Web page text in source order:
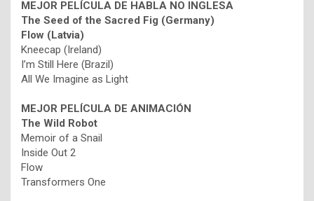
MEJOR PELÍCULA DE HABLA NO INGLESA
The Seed of the Sacred Fig (Germany)
Flow (Latvia)
Kneecap (Ireland)
I’m Still Here (Brazil)
All We Imagine as Light
MEJOR PELÍCULA DE ANIMACIÓN
The Wild Robot
Memoir of a Snail
Inside Out 2
Flow
Transformers One